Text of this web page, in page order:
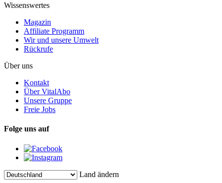
Wissenswertes
Magazin
Affiliate Programm
Wir und unsere Umwelt
Rückrufe
Über uns
Kontakt
Über VitalAbo
Unsere Gruppe
Freie Jobs
Folge uns auf
Land ändern